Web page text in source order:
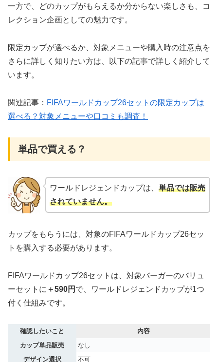
一方で、どのカップがもらえるか分からない楽しさも、コ
レクション企画としての魅力です。
限定カップが選べるか、対象メニューや購入時の注意点を
さらに詳しく知りたい方は、以下の記事で詳しく紹介して
います。
関連記事： FIFAワールドカップ26セットの限定カップは
選べる？対象メニューや口コミも調査！
単品で買える？
ワールドレジェンドカップは、 単品では販売
されていません。
カップをもらうには、対象のFIFAワールドカップ26セッ
トを購入する必要があります。
FIFAワールドカップ26セットは、対象バーガーのバリュ
ーセットに ＋590円 で、ワールドレジェンドカップが1つ
付く仕組みです。
確認したいこと
内容
カップ単品販売
なし
デザイン選択
不可